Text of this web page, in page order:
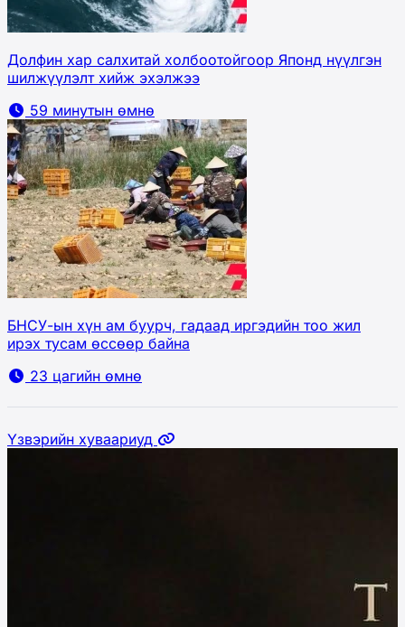
Долфин хар салхитай холбоотойгоор Японд нүүлгэн
шилжүүлэлт хийж эхэлжээ
59 минутын өмнө
БНСУ-ын хүн ам буурч, гадаад иргэдийн тоо жил
ирэх тусам өссөөр байна
23 цагийн өмнө
Үзвэрийн хуваариуд